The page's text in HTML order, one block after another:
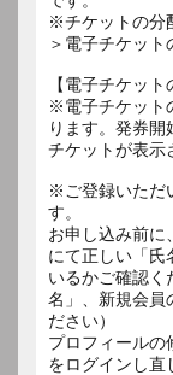
※チケットの分
＞電子チケット
【電子チケット
※電子チケット
ります。発券
チケットが表示
※ご登録いただ
す。
お申し込み前に
にて正しい「氏
いるかご確認く
名」、新規会員
ださい）
プロフィールの
をログインし